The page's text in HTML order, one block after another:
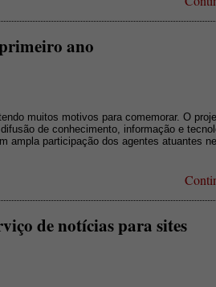
ano
muitos motivos para comemorar. O
de conhecimento, informação e
ampla participação dos agentes atuantes
de notícias para sites